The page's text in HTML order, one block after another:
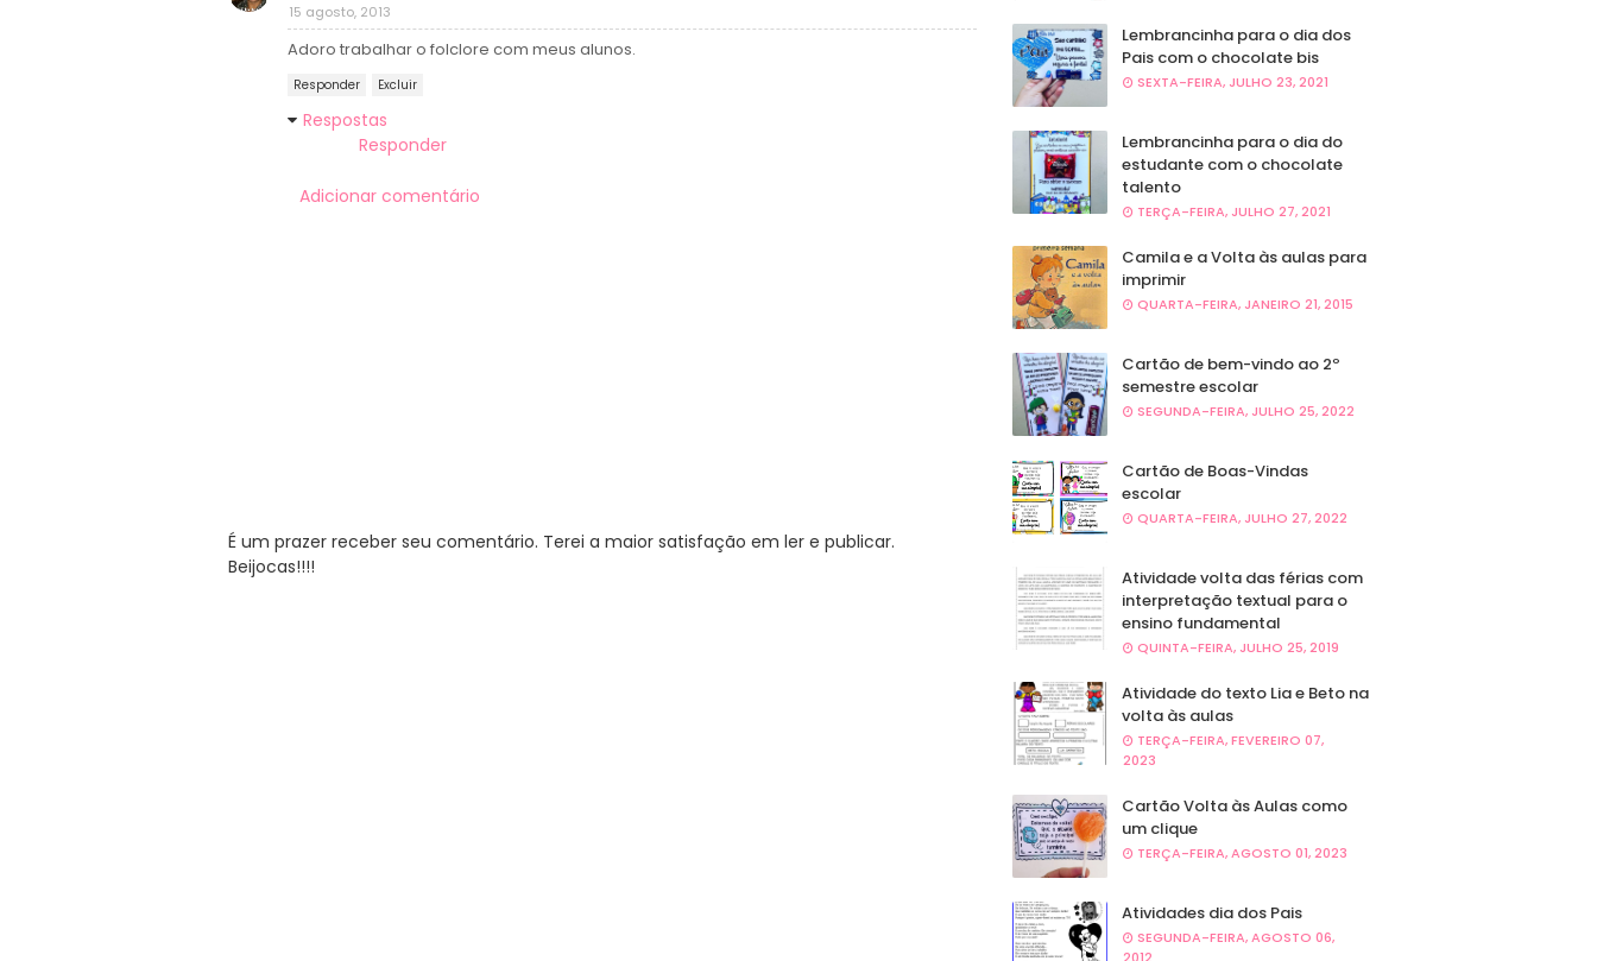
15 agosto, 2013
Adoro trabalhar o folclore com meus alunos.
Responder Excluir
Respostas
Responder
Adicionar comentário
É um prazer receber seu comentário. Terei a maior satisfação em ler e publicar.
Beijocas!!!!
Lembrancinha para o dia dos
Pais com o chocolate bis
SEXTA-FEIRA, JULHO 23, 2021
Lembrancinha para o dia do
estudante com o chocolate
talento
TERÇA-FEIRA, JULHO 27, 2021
Camila e a Volta às aulas para
imprimir
QUARTA-FEIRA, JANEIRO 21, 2015
Cartão de bem-vindo ao 2º
semestre escolar
SEGUNDA-FEIRA, JULHO 25, 2022
Cartão de Boas-Vindas
escolar
QUARTA-FEIRA, JULHO 27, 2022
Atividade volta das férias com
interpretação textual para o
ensino fundamental
QUINTA-FEIRA, JULHO 25, 2019
Atividade do texto Lia e Beto na
volta às aulas
TERÇA-FEIRA, FEVEREIRO 07,
2023
Cartão Volta às Aulas como
um clique
TERÇA-FEIRA, AGOSTO 01, 2023
Atividades dia dos Pais
SEGUNDA-FEIRA, AGOSTO 06,